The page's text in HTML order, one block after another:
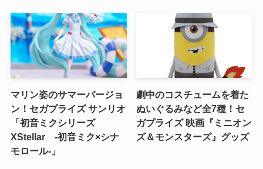
マリン姿のサマーバージョ
ン！セガプライズ サンリオ
「初音ミクシリーズ
XStellar ‐初音ミク×シナ
モロール‐」
劇中のコスチュームを着た
ぬいぐるみなど全7種！セ
ガプライズ 映画『ミニオン
ズ＆モンスターズ』グッズ